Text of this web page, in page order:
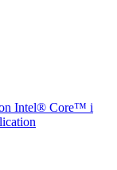
Intel® Core™ i